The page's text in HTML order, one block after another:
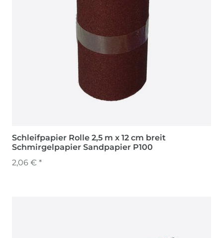
Schleifpapier Rolle 2,5 m x 12 cm breit
Schmirgelpapier Sandpapier P100
2,06 € *